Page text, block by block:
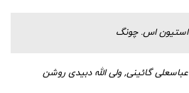
استیون‌ اس. چونگ
عباسعلی گائینی, ولی الله دبیدی روشن